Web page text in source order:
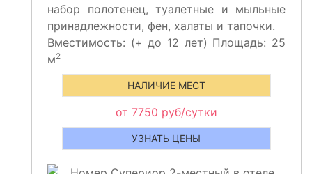
набор полотенец, туалетные и мыльные
принадлежности, фен, халаты и тапочки.
Вместимость: (+ до 12 лет) Площадь: 25
м2
НАЛИЧИЕ МЕСТ
от 7750 руб/сутки
УЗНАТЬ ЦЕНЫ